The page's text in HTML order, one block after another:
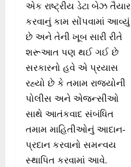
એક રાષ્ટ્રીય ડેટા બેઝ તૈયાર
કરવાનું કામ સોંપવામાં આવ્યું
છે અને તેની ખૂબ સારી રીતે
શરૂઆત પણ થઈ ગઈ છે
સરકારનો હવે એ પ્રયાસ
રહ્યો છે કે તમામ રાજ્યોની
પોલીસ અને એજન્સીઓ
સાથે આતંકવાદ સંબંધિત
તમામ માહિતીઓનું આદાન-
પ્રદાન કરવાનો સમન્વય
સ્થાપિત કરવામાં આવે.